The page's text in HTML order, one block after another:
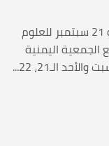
أقامت الجامعة الإماراتية الدولية وجامعة 21 سبتمبر للعلوم
الجمعية اليمنية
الـ21، 22...